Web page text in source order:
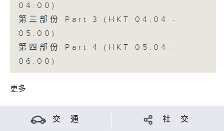
04:00)
第三部份 Part 3 (HKT 04:04 -
05:00)
第四部份 Part 4 (HKT 05:04 -
06:00)
更多 ...
交 通 社 交